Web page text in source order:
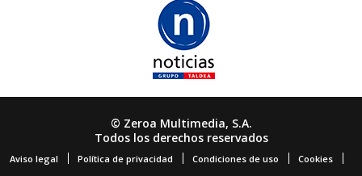
© Zeroa Multimedia, S.A.
Todos los derechos reservados
Aviso legal Política de privacidad Condiciones de uso Cookies